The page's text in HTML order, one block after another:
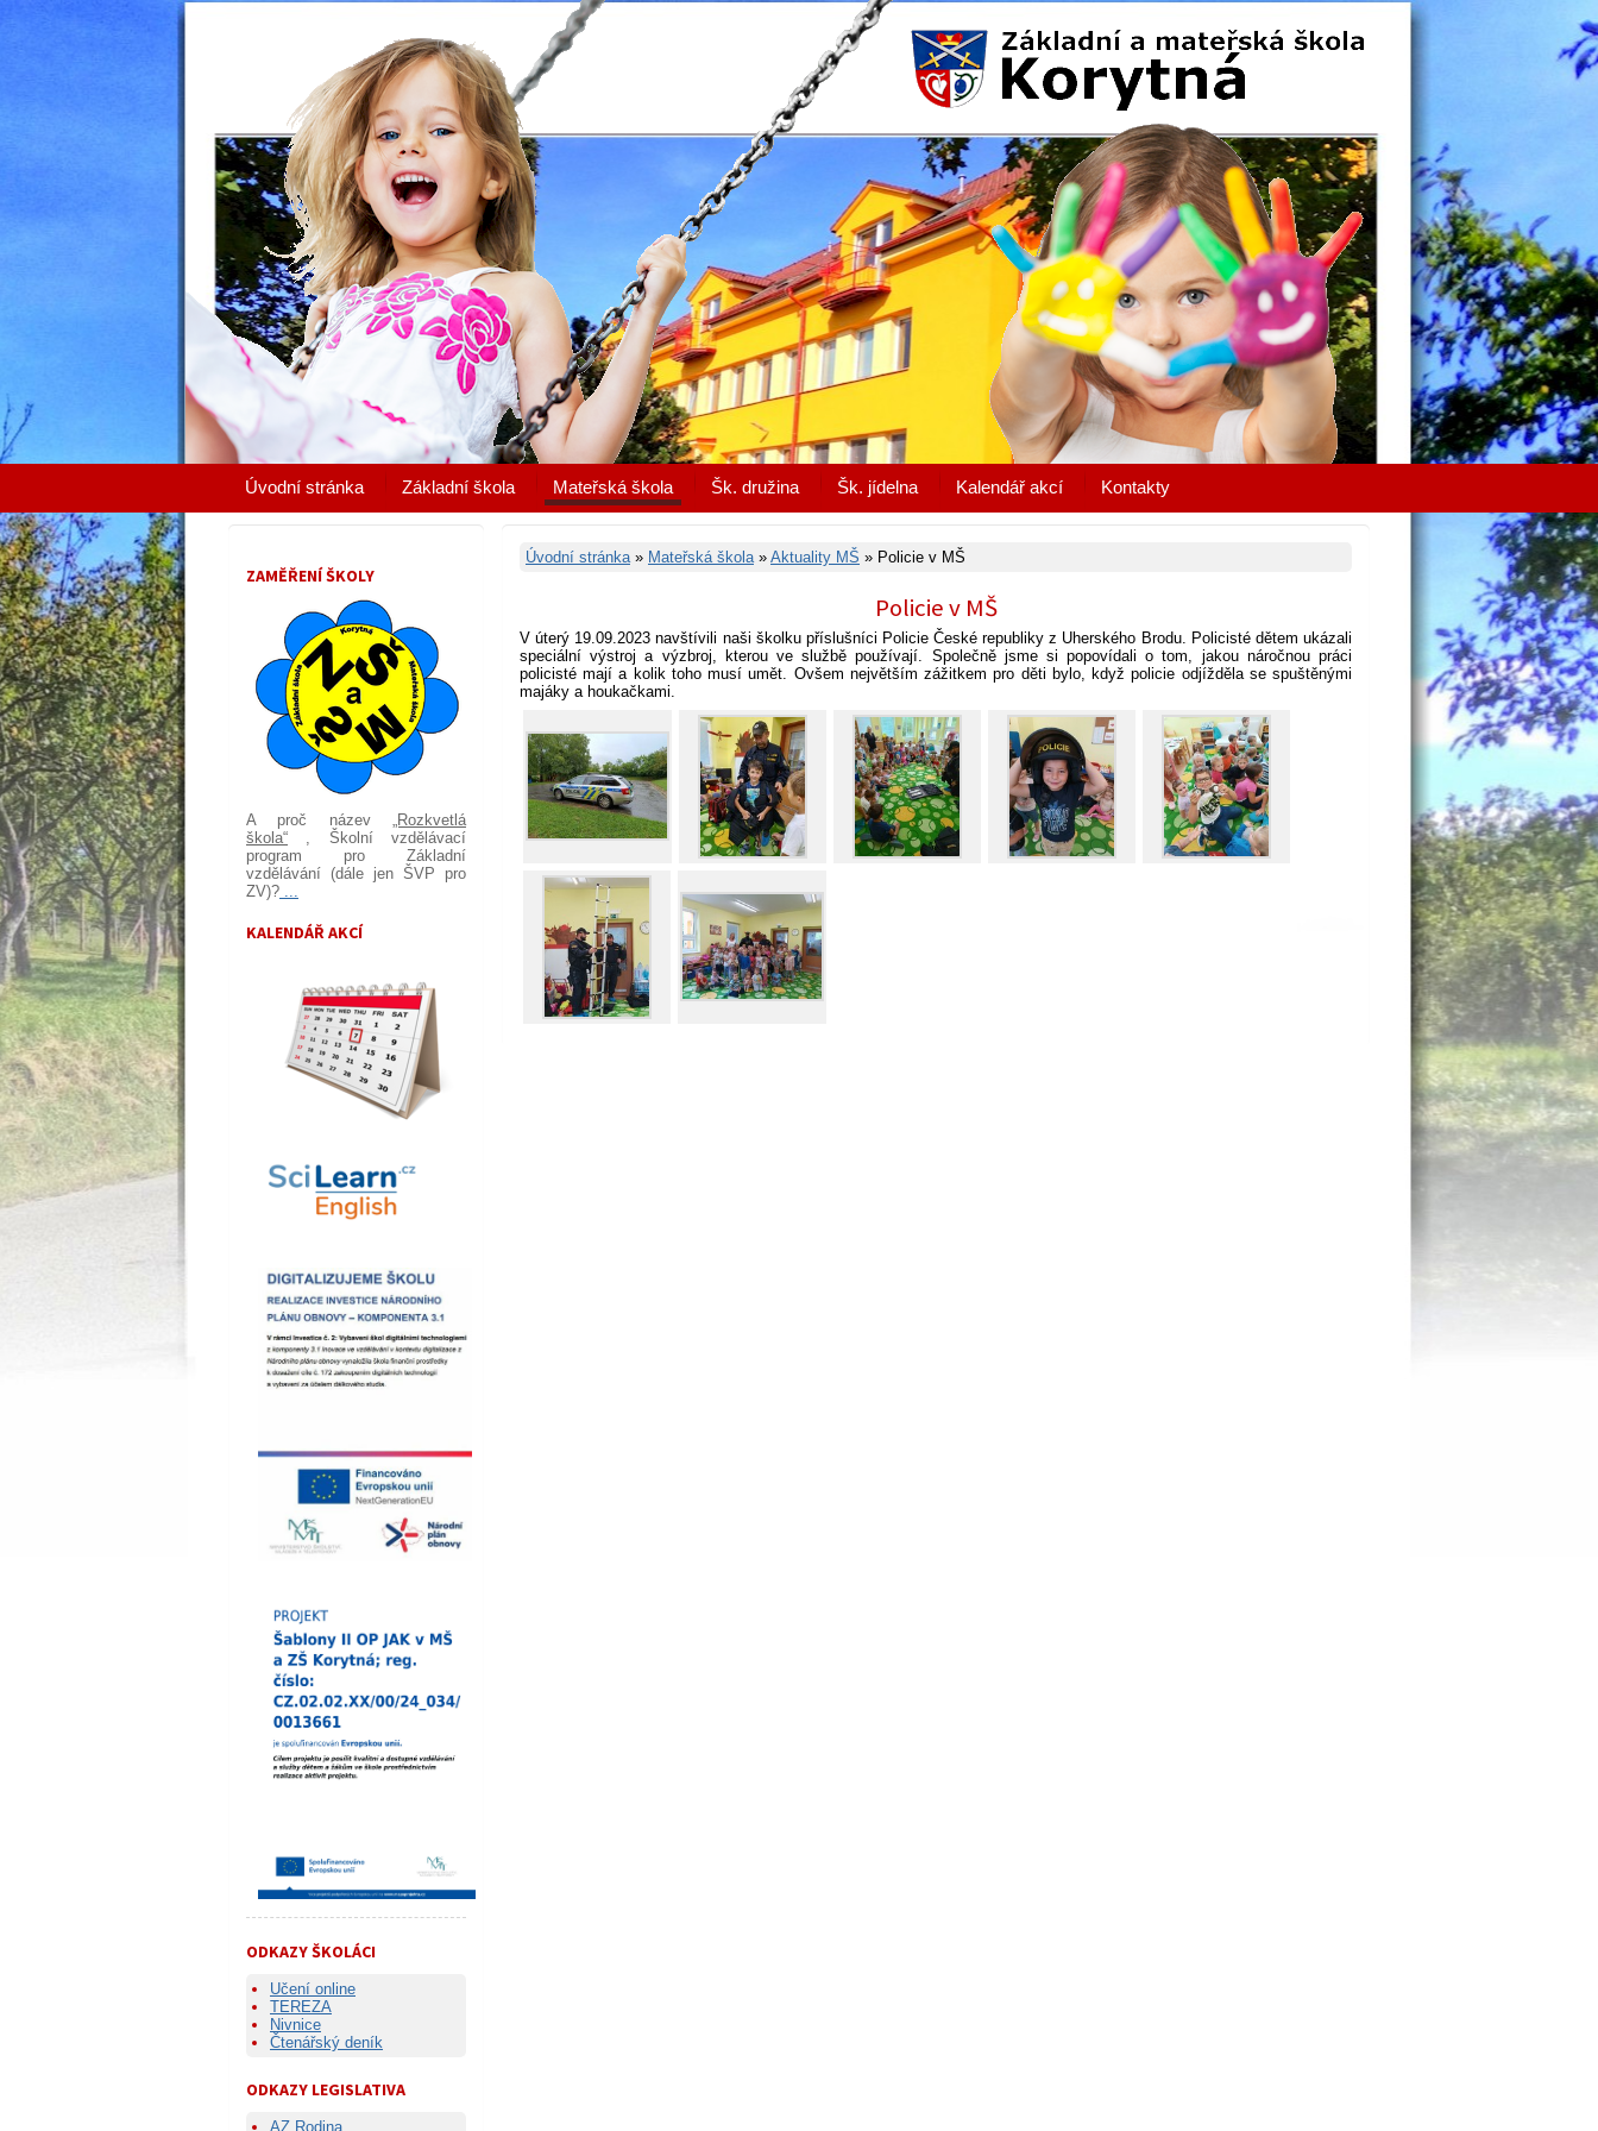
Úvodní stránka Základní škola Mateřská škola Šk. družina Šk. jídelna Kalendář akcí Kontakty
Úvodní stránka» Mateřská škola» Aktuality MŠ » Policie v MŠ
Policie v MŠ
V úterý 19.09.2023 navštívili naši školku příslušníci Policie České republiky z Uherského Brodu. Policisté dětem ukázali
speciální výstroj a výzbroj, kterou ve službě používají. Společně jsme si popovídali o tom, jakou náročnou práci
policisté mají a kolik toho musí umět. Ovšem největším zážitkem pro děti bylo, když policie odjížděla se spuštěnými
majáky a houkačkami.
ZAMĚŘENÍ ŠKOLY
A proč název
„Rozkvetlá
škola“ , Školní vzdělávací
program pro Základní
vzdělávání (dále jen ŠVP pro
ZV)?
KALENDÁŘ AKCÍ
ODKAZY ŠKOLÁCI
Učení online
TEREZA
Nivnice
Čtenářský deník
ODKAZY LEGISLATIVA
AZ Rodina